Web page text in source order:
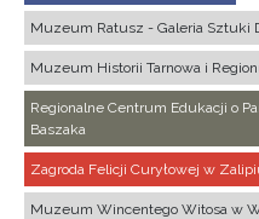
Muzeum Ratusz - Galeria Sztuki
Muzeum Historii Tarnowa i
Regionalne Centrum Edukacji o
Baszaka
Zagroda Felicji Curyłowej w
Muzeum Wincentego Witosa w